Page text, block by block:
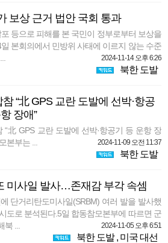
보상 근거 법안 국회 통과
포 등으로 피해를 본 국민이 정부로부터 보상을
본회의에서 민방위 사태에 이르지 않는 수준
2024-11-14 오후 6:26
북한 도발
참 “北 GPS 교란 도발에 선박·항공
장애”
“北 GPS 교란 도발에 선박·항공기 등 운항 장
본부는 ...
2024-11-09 오전 11:37
북한 도발
미사일 발사…존재감 부각 속셈
단거리탄도미사일(SRBM) 여러 발을 발사했
도로 분석된다.5일 합동참모본부에 따르면 군
...
2024-11-05 오후 6:51
북한 도발, 미국 대선